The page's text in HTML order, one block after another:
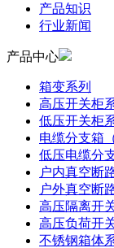
产品知识
行业新闻
产品中心
箱变系列
高压开关柜
低压开关柜
电缆分支箱
低压电缆分
户内真空断
户外真空断
高压隔离开
高压负荷开
不锈钢箱体